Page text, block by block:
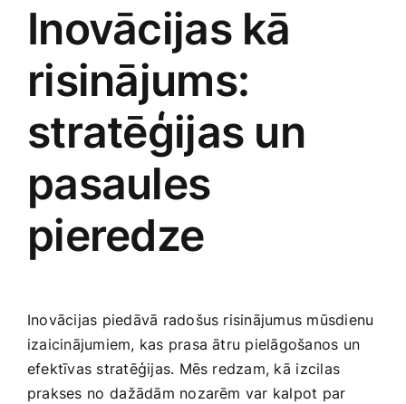
Inovācijas kā
risinājums:
stratēģijas un
pasaules
pieredze
Inovācijas piedāvā radošus risinājumus‌ mūsdienu
izaicinājumiem,​ kas prasa ātru pielāgošanos un ​
efektīvas stratēģijas. Mēs redzam, kā⁢ izcilas
prakses ⁢no ⁤dažādām nozarēm var kalpot par